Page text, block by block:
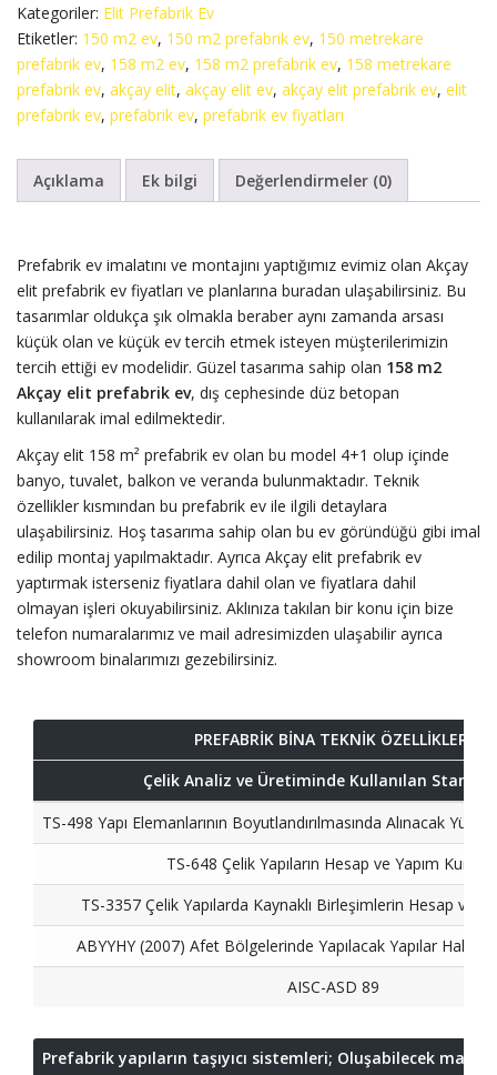
Kategoriler: Elit Prefabrik Ev
Etiketler: 150 m2 ev, 150 m2 prefabrik ev, 150 metrekare
prefabrik ev, 158 m2 ev, 158 m2 prefabrik ev, 158 metrekare
prefabrik ev, akçay elit, akçay elit ev, akçay elit prefabrik ev, elit
prefabrik ev, prefabrik ev, prefabrik ev fiyatları
Açıklama Ek bilgi Değerlendirmeler (0)
Prefabrik ev imalatını ve montajını yaptığımız evimiz olan Akçay
elit prefabrik ev fiyatları ve planlarına buradan ulaşabilirsiniz. Bu
tasarımlar oldukça şık olmakla beraber aynı zamanda arsası
küçük olan ve küçük ev tercih etmek isteyen müşterilerimizin
tercih ettiği ev modelidir. Güzel tasarıma sahip olan 158 m2
Akçay elit prefabrik ev, dış cephesinde düz betopan
kullanılarak imal edilmektedir.
Akçay elit 158 m² prefabrik ev olan bu model 4+1 olup içinde
banyo, tuvalet, balkon ve veranda bulunmaktadır. Teknik
özellikler kısmından bu prefabrik ev ile ilgili detaylara
ulaşabilirsiniz. Hoş tasarıma sahip olan bu ev göründüğü gibi imal
edilip montaj yapılmaktadır. Ayrıca Akçay elit prefabrik ev
yaptırmak isterseniz fiyatlara dahil olan ve fiyatlara dahil
olmayan işleri okuyabilirsiniz. Aklınıza takılan bir konu için bize
telefon numaralarımız ve mail adresimizden ulaşabilir ayrıca
showroom binalarımızı gezebilirsiniz.
PREFABRİK BİNA TEKNİK ÖZELLİKLERİ
Çelik Analiz ve Üretiminde Kullanılan
TS-498 Yapı Elemanlarının Boyutlandırılmasında Alınacak
TS-648 Çelik Yapıların Hesap ve Yapım
TS-3357 Çelik Yapılarda Kaynaklı Birleşimlerin Hesap ve
ABYYHY (2007) Afet Bölgelerinde Yapılacak Yapılar
AISC-ASD 89
Prefabrik yapıların taşıyıcı sistemleri; Oluşabilecek